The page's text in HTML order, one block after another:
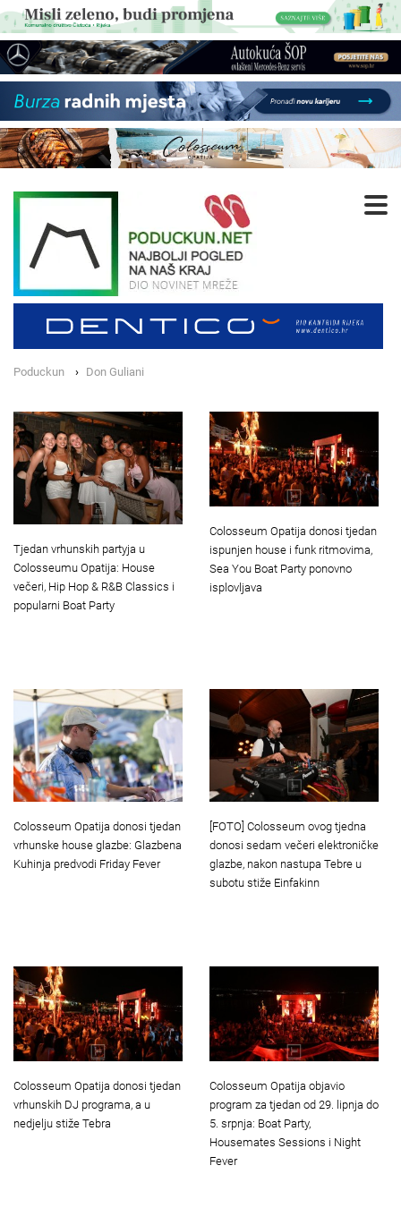
Poduckun Don Guliani
Tjedan vrhunskih partyja u
Colosseumu Opatija: House
večeri, Hip Hop & R&B Classics i
popularni Boat Party
Colosseum Opatija donosi tjedan
ispunjen house i funk ritmovima,
Sea You Boat Party ponovno
isplovljava
Colosseum Opatija donosi tjedan
vrhunske house glazbe: Glazbena
Kuhinja predvodi Friday Fever
[FOTO] Colosseum ovog tjedna
donosi sedam večeri elektroničke
glazbe, nakon nastupa Tebre u
subotu stiže Einfakinn
Colosseum Opatija donosi tjedan
vrhunskih DJ programa, a u
nedjelju stiže Tebra
Colosseum Opatija objavio
program za tjedan od 29. lipnja do
5. srpnja: Boat Party,
Housemates Sessions i Night
Fever